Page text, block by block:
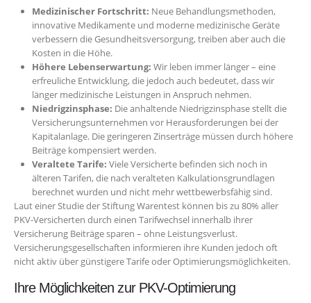
Medizinischer Fortschritt: Neue Behandlungsmethoden,
innovative Medikamente und moderne medizinische Geräte
verbessern die Gesundheitsversorgung, treiben aber auch die
Kosten in die Höhe.
Höhere Lebenserwartung: Wir leben immer länger – eine
erfreuliche Entwicklung, die jedoch auch bedeutet, dass wir
länger medizinische Leistungen in Anspruch nehmen.
Niedrigzinsphase: Die anhaltende Niedrigzinsphase stellt die
Versicherungsunternehmen vor Herausforderungen bei der
Kapitalanlage. Die geringeren Zinserträge müssen durch höhere
Beiträge kompensiert werden.
Veraltete Tarife: Viele Versicherte befinden sich noch in
älteren Tarifen, die nach veralteten Kalkulationsgrundlagen
berechnet wurden und nicht mehr wettbewerbsfähig sind.
Laut einer Studie der Stiftung Warentest können bis zu 80% aller
PKV-Versicherten durch einen Tarifwechsel innerhalb ihrer
Versicherung Beiträge sparen – ohne Leistungsverlust.
Versicherungsgesellschaften informieren ihre Kunden jedoch oft
nicht aktiv über günstigere Tarife oder Optimierungsmöglichkeiten.
Ihre Möglichkeiten zur PKV-Optimierung